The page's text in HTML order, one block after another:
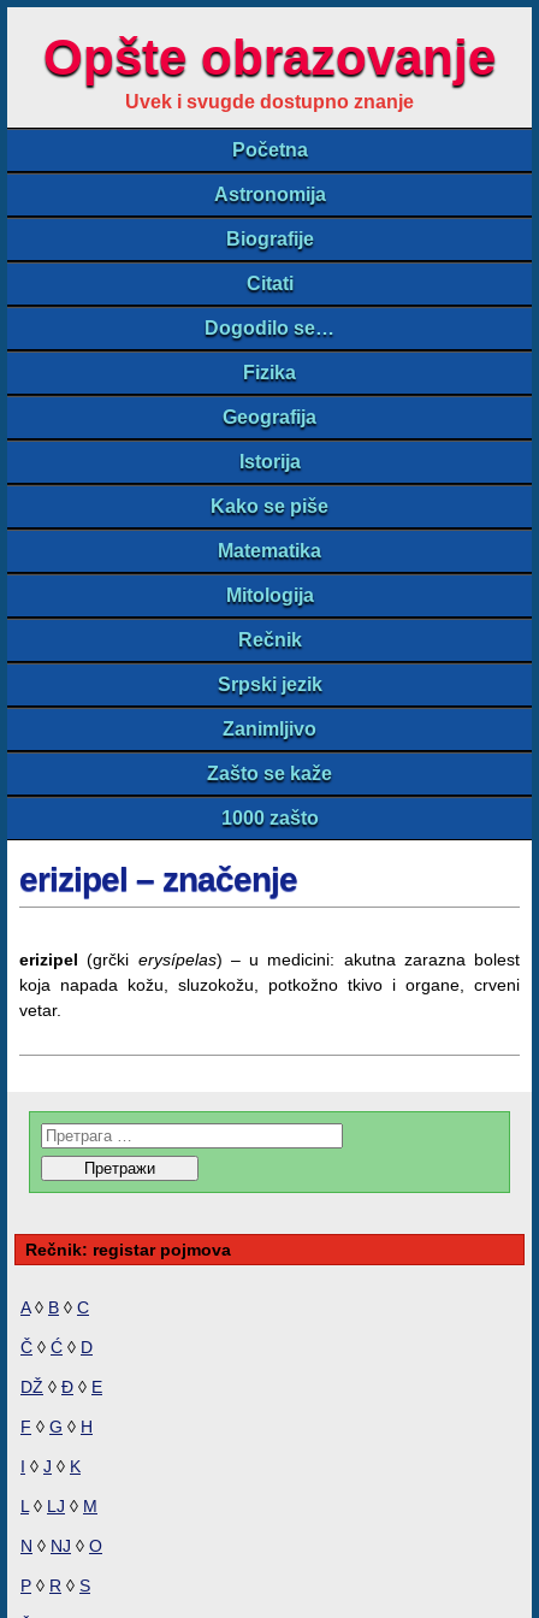
Opšte obrazovanje
Uvek i svugde dostupno znanje
Početna
Astronomija
Biografije
Citati
Dogodilo se…
Fizika
Geografija
Istorija
Kako se piše
Matematika
Mitologija
Rečnik
Srpski jezik
Zanimljivo
Zašto se kaže
1000 zašto
erizipel – značenje
erizipel (grčki erysípelas) – u medicini: akutna zarazna bolest
koja napada kožu, sluzokožu, potkožno tkivo i organe, crveni
vetar.
Rečnik: registar pojmova
A◊ B ◊ C
Č ◊ Ć ◊ D
DŽ ◊ Đ ◊ E
F ◊ G ◊ H
I ◊ J ◊ K
L ◊ LJ ◊ M
N ◊ NJ ◊ O
P ◊ R ◊ S